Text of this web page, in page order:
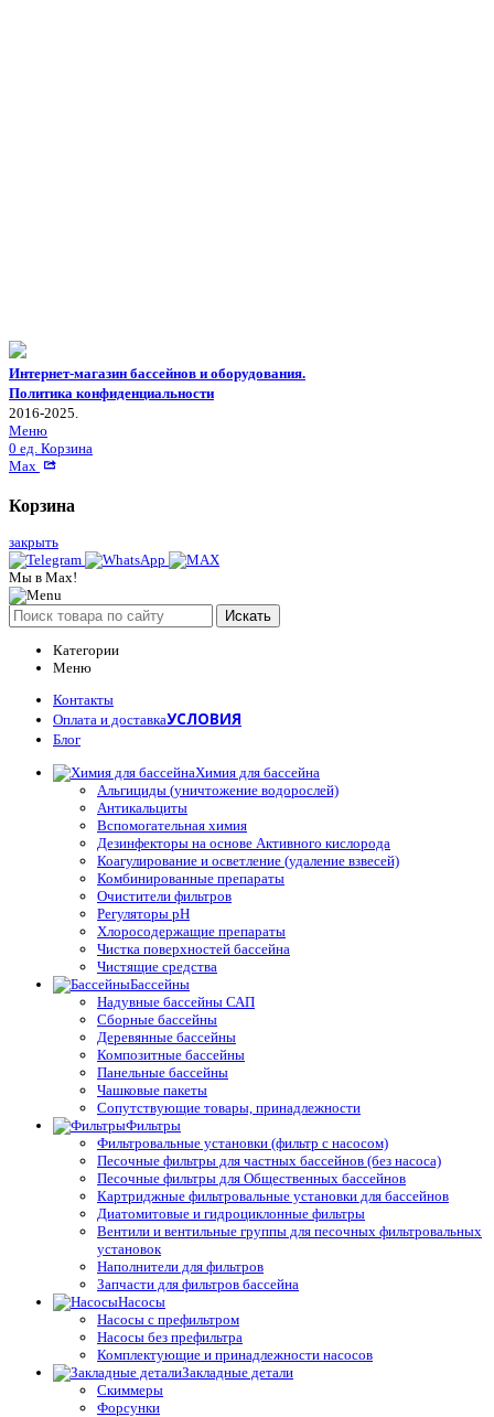
Интернет-магазин бассейнов и оборудования.
Политика конфиденциальности
2016-2025.
Меню
0 ед. Корзина
Max
Корзина
закрыть
Мы в Max!
Искать
Категории
Меню
Контакты
Оплата и доставкаУСЛОВИЯ
Блог
Химия для бассейна
Альгициды (уничтожение водорослей)
Антикальциты
Вспомогательная химия
Дезинфекторы на основе Активного кислорода
Коагулирование и осветление (удаление взвесей)
Комбинированные препараты
Очистители фильтров
Регуляторы pH
Хлоросодержащие препараты
Чистка поверхностей бассейна
Чистящие средства
Бассейны
Надувные бассейны САП
Сборные бассейны
Деревянные бассейны
Композитные бассейны
Панельные бассейны
Чашковые пакеты
Сопутствующие товары, принадлежности
Фильтры
Фильтровальные установки (фильтр с насосом)
Песочные фильтры для частных бассейнов (без насоса)
Песочные фильтры для Общественных бассейнов
Картриджные фильтровальные установки для бассейнов
Диатомитовые и гидроциклонные фильтры
Вентили и вентильные группы для песочных фильтровальных
установок
Наполнители для фильтров
Запчасти для фильтров бассейна
Насосы
Насосы с префильтром
Насосы без префильтра
Комплектующие и принадлежности насосов
Закладные детали
Скиммеры
Форсунки